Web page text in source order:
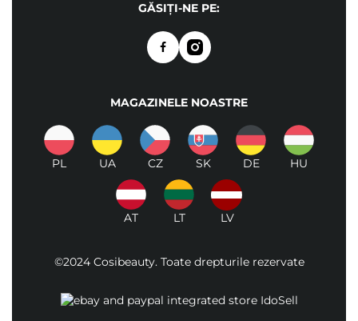
GĂSIȚI-NE PE:
MAGAZINELE NOASTRE
PL UA CZ SK DE HU
AT LT LV
©2024 Cosibeauty. Toate drepturile rezervate